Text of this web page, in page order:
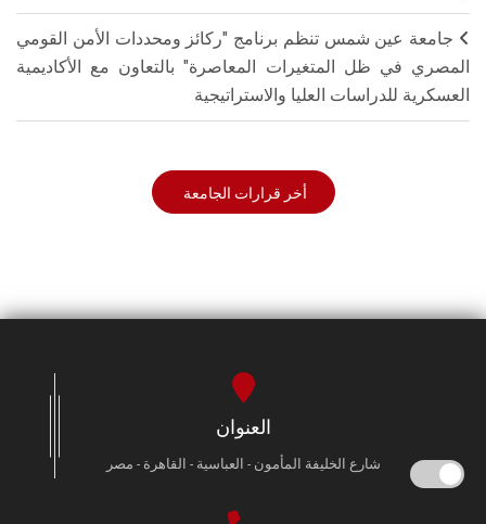
جامعة عين شمس تنظم برنامج "ركائز ومحددات الأمن القومي
المصري في ظل المتغيرات المعاصرة" بالتعاون مع الأكاديمية
العسكرية للدراسات العليا والاستراتيجية
أخر قرارات الجامعة
العنوان
شارع الخليفة المأمون - العباسية - القاهرة - مصر